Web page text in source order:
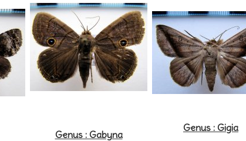
Genus : Gabyna
Genus : Gigia